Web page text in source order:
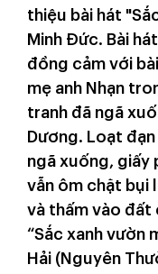
thiệu bài hát
Minh Đức. Bài
đồng cảm với
mẹ anh Nhạn
tranh đã ngã
Dương. Loạt
ngã xuống, giấy
vẫn ôm chặt bụi
và thấm vào đất
“Sắc xanh vườn
Hải (Nguyên